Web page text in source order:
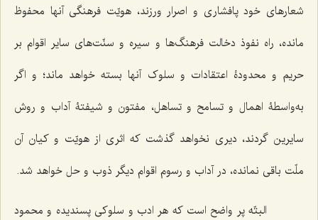
شعارهای خود پافشاری و اصرار ورزند، هویّت فرهنگی آنها محفوظ
مانده، راه نفوذ دخالت فرهنگ‌ها و سیره و سنّت‌های سایر اقوام بر
حریم و محدودۀ اعتقادات و سلوک آنها بسته خواهد ماند؛ و اگر
به‌واسطۀ اهمال و تسامح و تساهل، مفتون و شیفتۀ آداب و روش
سایرین گردند، دیری نخواهد گذشت که اثری از هویّت و کیان آن
ملّت باقی نمانده، در آداب و رسوم اقوام دیگر ذوب و حل خواهد شد.
البتّه پر واضح است که هر ادب و سلوکی پسندیده و محمود